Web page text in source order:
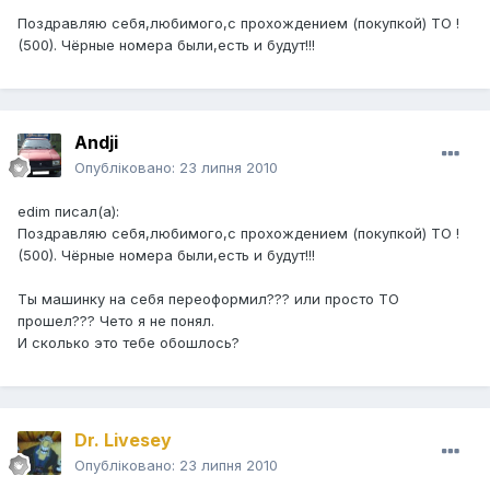
Поздравляю себя,любимого,с прохождением (покупкой) ТО !
(500). Чёрные номера были,есть и будут!!!
Andji
Опубліковано: 23 липня 2010
edim писал(а):
Поздравляю себя,любимого,с прохождением (покупкой) ТО !
(500). Чёрные номера были,есть и будут!!!
Ты машинку на себя переоформил??? или просто ТО
прошел??? Чето я не понял.
И сколько это тебе обошлось?
Dr. Livesey
Опубліковано: 23 липня 2010